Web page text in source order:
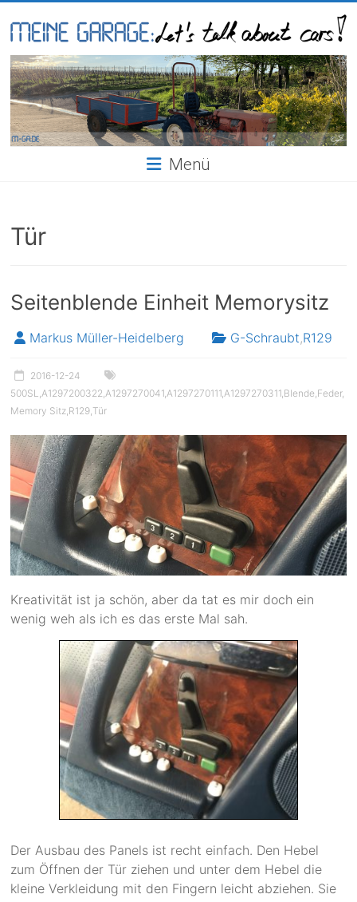
to
content
Meine
Garage
Menü
Tür
Seitenblende Einheit Memorysitz
Markus Müller-Heidelberg G-Schraubt,R129
2016-12-24
500SL,A1297200322,A1297270041,A1297270111,A1297270311,Blende,Feder,
Memory Sitz,R129,Tür
Kreativität ist ja schön, aber da tat es mir doch ein
wenig weh als ich es das erste Mal sah.
Der Ausbau des Panels ist recht einfach. Den Hebel
zum Öffnen der Tür ziehen und unter dem Hebel die
kleine Verkleidung mit den Fingern leicht abziehen. Sie